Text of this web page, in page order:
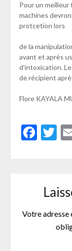
Pour un
machines
protcetion lors
de la
avant et après
d’intoxication.
de récipient
Flore KAYALA
Votre adresse